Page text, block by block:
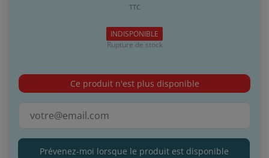
TTC
INDISPONIBLE
Rupture de stock
Ce produit n'est plus disponible
Prévenez-moi lorsque le produit est disponible